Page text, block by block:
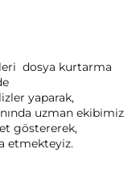
dosya kurtarma
yaparak,
uzman ekibimiz
göstererek,
etmekteyiz.